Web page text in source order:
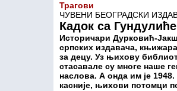
Трагови
ЧУВЕНИ БЕОГРАДСКИ
Кадок са
Историчари Дурковић-
српских издавача,
за децу. Уз њихову
стасавале су многе наше
наслова. А онда им је
касније, њихови потомци